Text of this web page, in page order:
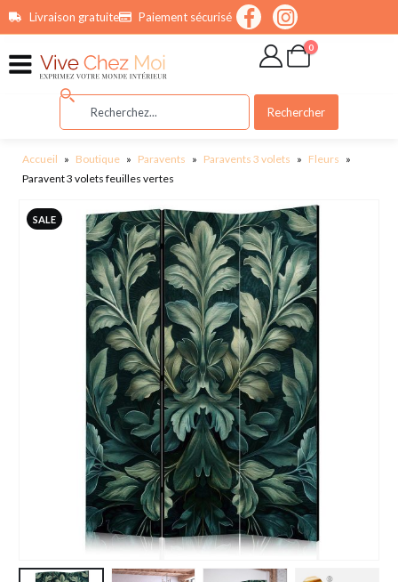
principalLivraison gratuite Paiement sécurisé
0
Rechercher
Accueil » Boutique » Paravents » Paravents 3 volets » Fleurs »
Paravent 3 volets feuilles vertes
SALE